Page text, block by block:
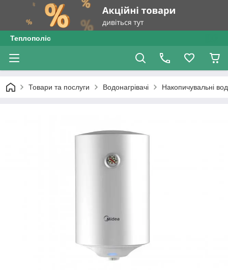
Теплополіс
Товари та послуги Водонагрівачі Накопичувальні